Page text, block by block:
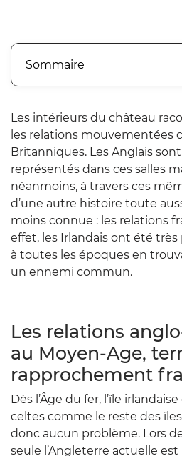
Sommaire
Les intérieurs du château
les relations mouvementées
Britanniques. Les Anglais
représentés dans ces salles
néanmoins, à travers ces
d’une autre histoire toute
moins connue : les relations
effet, les Irlandais ont été très
à toutes les époques en
un ennemi commun.
Les relations
au Moyen-Age,
rapprochement
Dès l’Âge du fer, l’île
celtes comme le reste des
donc aucun problème. Lors
seule l’Angleterre actuelle est